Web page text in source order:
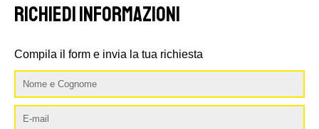
RICHIEDI INFORMAZIONI
Compila il form e invia la tua richiesta